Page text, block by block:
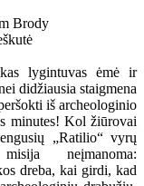
lygintuvas ėmė ir
didžiausia staigmena
iš archeologinio
minutes! Kol žiūrovai
„Ratilio“ vyrų
neįmanoma:
dreba, kai girdi, kad